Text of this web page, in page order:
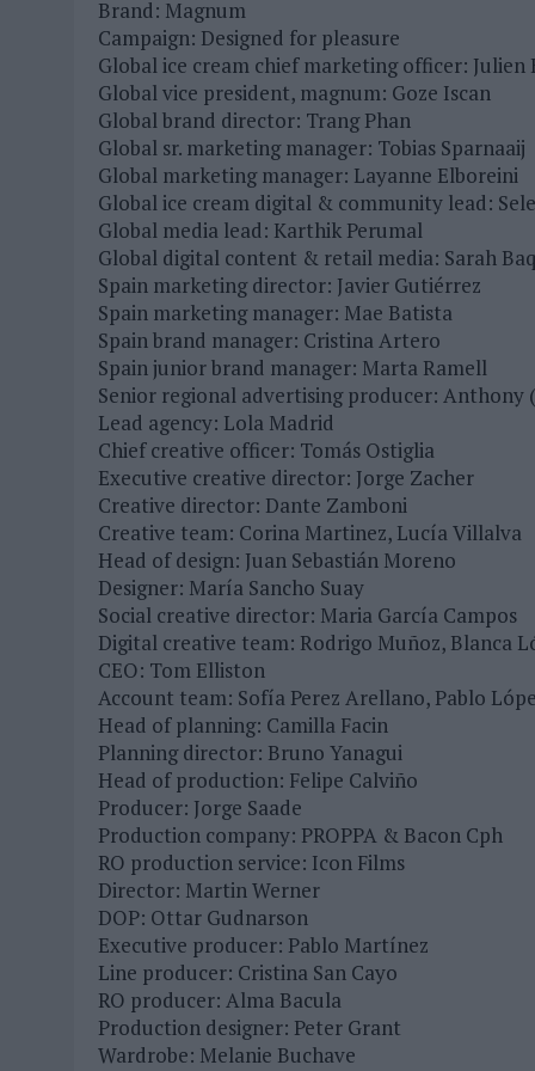
31/07/2026
MAKING SCIENCE AUMENTA UN 12,8% SUS VENTAS EN
06/08/2026 | FRIGO Y UNIQLO LANZAN UNA COLECCIÓN
Brand: Magnum
Campaign: Designed for pleasure
Global ice cream chief marketing officer: Julien
Global vice president, magnum: Goze Iscan
Global brand director: Trang Phan
Global sr. marketing manager: Tobias Sparnaaij
Global marketing manager: Layanne Elboreini
Global ice cream digital & community lead:
Global media lead: Karthik Perumal
Global digital content & retail media: Sarah
Spain marketing director: Javier Gutiérrez
Spain marketing manager: Mae Batista
Spain brand manager: Cristina Artero
Spain junior brand manager: Marta Ramell
Senior regional advertising producer: Anthony
Lead agency: Lola Madrid
Chief creative officer: Tomás Ostiglia
Executive creative director: Jorge Zacher
Creative director: Dante Zamboni
Creative team: Corina Martinez, Lucía Villalva
Head of design: Juan Sebastián Moreno
Designer: María Sancho Suay
Social creative director: Maria García Campos
Digital creative team: Rodrigo Muñoz, Blanca
CEO: Tom Elliston
Account team: Sofía Perez Arellano, Pablo
Head of planning: Camilla Facin
Planning director: Bruno Yanagui
Head of production: Felipe Calviño
Producer: Jorge Saade
Production company: PROPPA & Bacon Cph
RO production service: Icon Films
Director: Martin Werner
DOP: Ottar Gudnarson
Executive producer: Pablo Martínez
Line producer: Cristina San Cayo
RO producer: Alma Bacula
Production designer: Peter Grant
Wardrobe: Melanie Buchave